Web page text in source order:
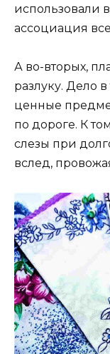
использовали
ассоциация
А во-вторых,
разлуку. Дело
ценные
по дороге. К
слезы при
вслед,